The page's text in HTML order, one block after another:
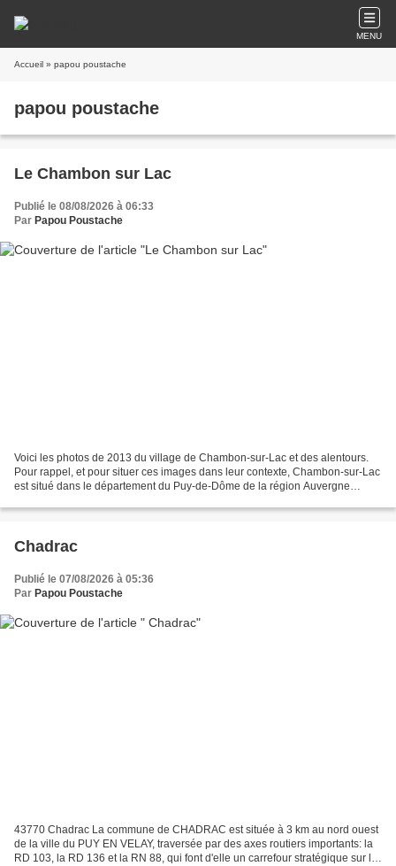
MENU
Accueil » papou poustache
papou poustache
Le Chambon sur Lac
Publié le 08/08/2026 à 06:33
Par Papou Poustache
Voici les photos de 2013 du village de Chambon-sur-Lac et des alentours.
Pour rappel, et pour situer ces images dans leur contexte, Chambon-sur-Lac
est situé dans le département du Puy-de-Dôme de la région Auvergne
Chadrac
Publié le 07/08/2026 à 05:36
Par Papou Poustache
43770 Chadrac La commune de CHADRAC est située à 3 km au nord ouest
de la ville du PUY EN VELAY, traversée par des axes routiers importants: la
RD 103, la RD 136 et la RN 88, qui font d'elle un carrefour stratégique sur le